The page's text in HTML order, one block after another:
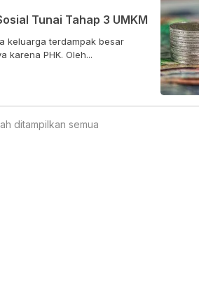
Tunai Tahap 3 UMKM
keluarga terdampak besar
karena PHK. Oleh...
ditampilkan semua